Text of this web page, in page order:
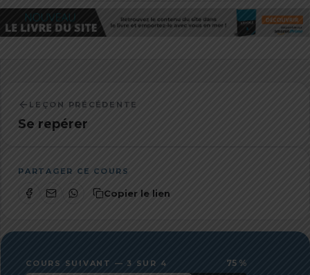
LEÇON PRÉCÉDENTE
Se repérer
PARTAGER CE COURS
Copier le lien
COURS SUIVANT — 3 SUR 4 75 %